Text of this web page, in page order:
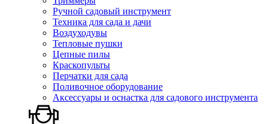
Ручной садовый инструмент
Техника для сада и дачи
Воздуходувы
Тепловые пушки
Цепные пилы
Краскопульты
Перчатки для сада
Поливочное оборудование
Аксессуары и оснастка для садового инструмента